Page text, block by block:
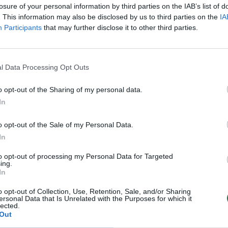
of your personal information by third parties on the IAB’s list of
This information may also be disclosed by us to third parties on the
Participants that may further disclose it to other third parties.
Data Processing Opt Outs
opt-out of the Sharing of my personal data.
opt-out of the Sale of my Personal Data.
opt-out of processing my Personal Data for Targeted
opt-out of Collection, Use, Retention, Sale, and/or Sharing
Data that Is Unrelated with the Purposes for which it
buvo pakviesta į Toronto „Tempo“ treniruočių
komandai ji vidutiniškai per dvikovą
atkovojo 6 kamuolius, atliko 3,1 perdavimo bei
gegužės 8-ąją.